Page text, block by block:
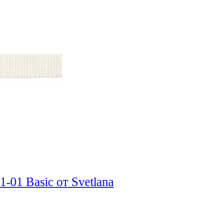
01 Basic от Svetlana